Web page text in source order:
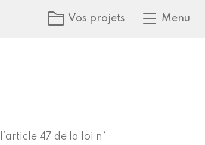
Vos projets Menu
47 de la loi n°